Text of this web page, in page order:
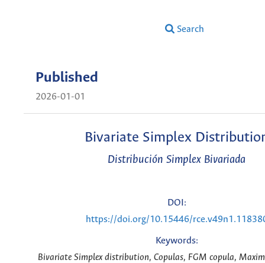
Search
Published
2026-01-01
Bivariate Simplex
Distribución Simplex Bivariada
DOI:
https://doi.org/10.15446/
Keywords:
Bivariate Simplex distribution, Copulas, FGM copula,